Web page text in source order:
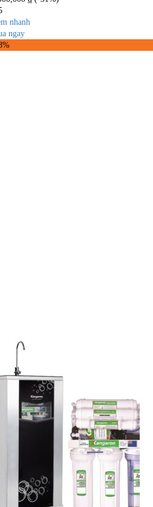
nhanh
ngay